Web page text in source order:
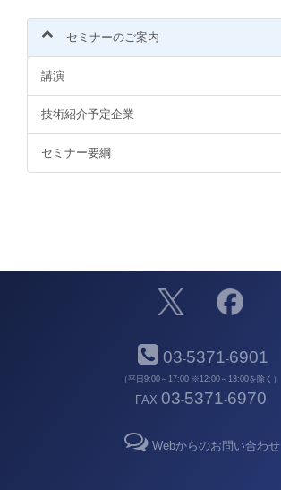
セミナーのご案内
講演
技術紹介予定企業
セミナー要綱
03-5371-6901
（平日9:00～17:00 ※12:00～13:00を除く）
FAX 03-5371-6970
Webからのお問い合わせ